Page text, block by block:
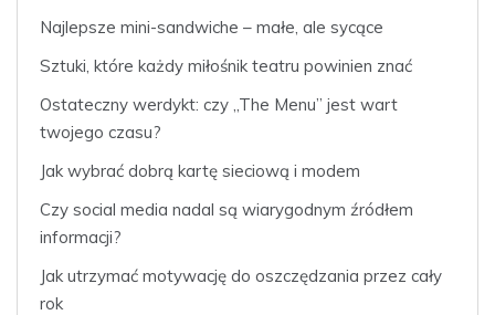
Najlepsze mini-sandwiche – małe, ale sycące
Sztuki, które każdy miłośnik teatru powinien znać
Ostateczny werdykt: czy „The Menu” jest wart
twojego czasu?
Jak wybrać dobrą kartę sieciową i modem
Czy social media nadal są wiarygodnym źródłem
informacji?
Jak utrzymać motywację do oszczędzania przez cały
rok